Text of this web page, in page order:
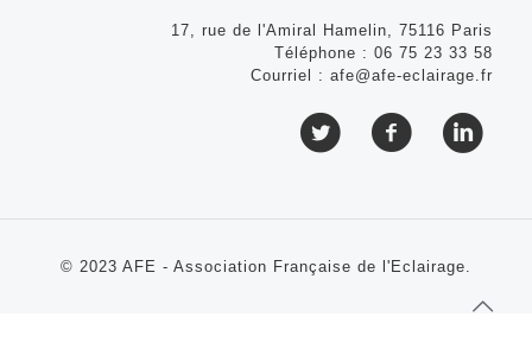
17, rue de l'Amiral Hamelin, 75116 Paris
Téléphone : 06 75 23 33 58
Courriel : afe@afe-eclairage.fr
© 2023 AFE - Association Française de l'Eclairage.